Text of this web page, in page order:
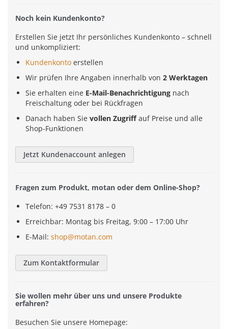
Noch kein Kundenkonto?
Erstellen Sie jetzt Ihr persönliches Kundenkonto – schnell
und unkompliziert:
Kundenkonto erstellen
Wir prüfen Ihre Angaben innerhalb von 2 Werktagen
Sie erhalten eine E-Mail-Benachrichtigung nach
Freischaltung oder bei Rückfragen
Danach haben Sie vollen Zugriffauf Preise und alle
Shop-Funktionen
Jetzt Kundenaccount anlegen
Fragen zum Produkt, motan oder dem Online-Shop?
Telefon: +49 7531 8178 – 0
Erreichbar: Montag bis Freitag, 9:00 – 17:00 Uhr
E-Mail: shop@motan.com
Zum Kontaktformular
Sie wollen mehr über uns und unsere Produkte
erfahren?
Besuchen Sie unsere Homepage: